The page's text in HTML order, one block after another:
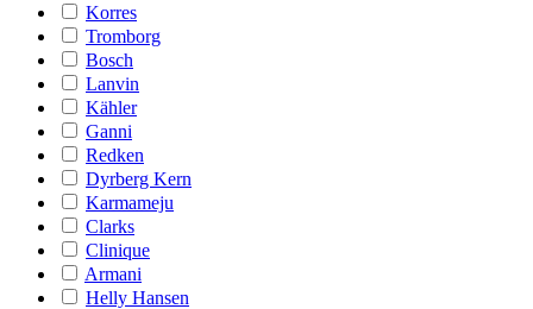
Korres
Tromborg
Bosch
Lanvin
Kähler
Ganni
Redken
Dyrberg Kern
Karmameju
Clarks
Clinique
Armani
Helly Hansen